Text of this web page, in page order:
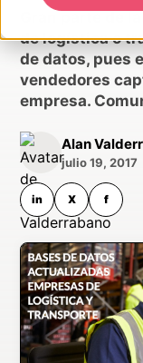
Gran parte de
de logística o
de datos, pues
vendedores
empresa.
Alan
julio 19, 2017
in X f